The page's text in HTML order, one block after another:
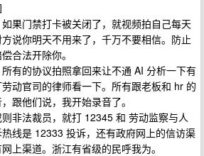
果门禁打卡被关闭了，就视频拍自己每天
说你明天不用来了，千万不要相信。防止
合法开除你。
有的协议拍照拿回来让不通 AI 分析一下有
动官司的律师看一下。所有跟老板和 hr 的
跟他们说，我开始录音了。
非法裁员，就打 12345 和 劳动监察与人
线是 12333 投诉，还有政府网上的信访渠
上渠道。浙江有省级的民呼我为。